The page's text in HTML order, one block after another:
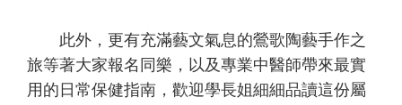
此外，更有充滿藝文氣息的鶯歌陶藝手作之
旅等著大家報名同樂，以及專業中醫師帶來最實
用的日常保健指南，歡迎學長姐細細品讀這份屬